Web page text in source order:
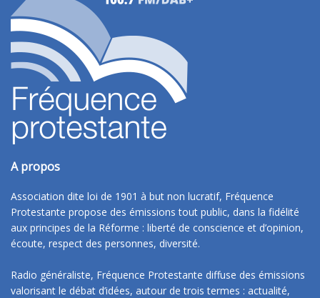
A propos
Association dite loi de 1901 à but non lucratif, Fréquence
Protestante propose des émissions tout public, dans la fidélité
aux principes de la Réforme : liberté de conscience et d’opinion,
écoute, respect des personnes, diversité.
Radio généraliste, Fréquence Protestante diffuse des émissions
valorisant le débat d’idées, autour de trois termes : actualité,